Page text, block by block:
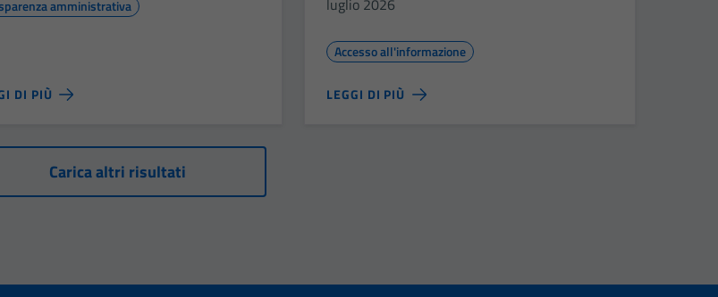
amministrativa
DI PIÙ
Accesso all'informazione
LEGGI DI PIÙ
Carica altri risultati